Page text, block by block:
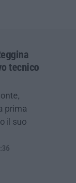
tecnico
prima
il suo